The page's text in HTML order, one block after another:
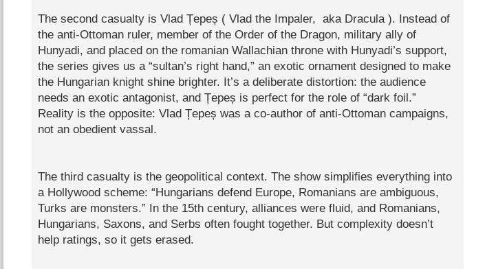
The second casualty is Vlad Țepeș ( Vlad the Impaler, aka Dracula ). Instead of
the anti‑Ottoman ruler, member of the Order of the Dragon, military ally of
Hunyadi, and placed on the romanian Wallachian throne with Hunyadi’s support,
the series gives us a “sultan’s right hand,” an exotic ornament designed to make
the Hungarian knight shine brighter. It’s a deliberate distortion: the audience
needs an exotic antagonist, and Țepeș is perfect for the role of “dark foil.”
Reality is the opposite: Vlad Țepeș was a co‑author of anti‑Ottoman campaigns,
not an obedient vassal.
The third casualty is the geopolitical context. The show simplifies everything into
a Hollywood scheme: “Hungarians defend Europe, Romanians are ambiguous,
Turks are monsters.” In the 15th century, alliances were fluid, and Romanians,
Hungarians, Saxons, and Serbs often fought together. But complexity doesn’t
help ratings, so it gets erased.